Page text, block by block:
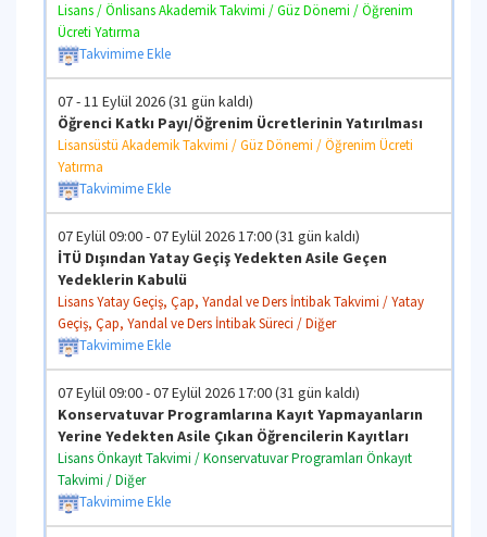
Lisans / Önlisans Akademik Takvimi / Güz Dönemi / Öğrenim
Ücreti Yatırma
Takvimime Ekle
07 - 11 Eylül 2026 (31 gün kaldı)
Öğrenci Katkı Payı/Öğrenim Ücretlerinin Yatırılması
Lisansüstü Akademik Takvimi / Güz Dönemi / Öğrenim Ücreti
Yatırma
Takvimime Ekle
07 Eylül 09:00 - 07 Eylül 2026 17:00 (31 gün kaldı)
İTÜ Dışından Yatay Geçiş Yedekten Asile Geçen
Yedeklerin Kabulü
Lisans Yatay Geçiş, Çap, Yandal ve Ders İntibak Takvimi / Yatay
Geçiş, Çap, Yandal ve Ders İntibak Süreci / Diğer
Takvimime Ekle
07 Eylül 09:00 - 07 Eylül 2026 17:00 (31 gün kaldı)
Konservatuvar Programlarına Kayıt Yapmayanların
Yerine Yedekten Asile Çıkan Öğrencilerin Kayıtları
Lisans Önkayıt Takvimi / Konservatuvar Programları Önkayıt
Takvimi / Diğer
Takvimime Ekle